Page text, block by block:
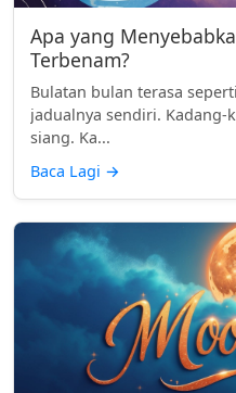
Apa yang
Terbenam?
Bulatan bulan terasa
jadualnya sendiri.
siang. Ka...
Baca Lagi →